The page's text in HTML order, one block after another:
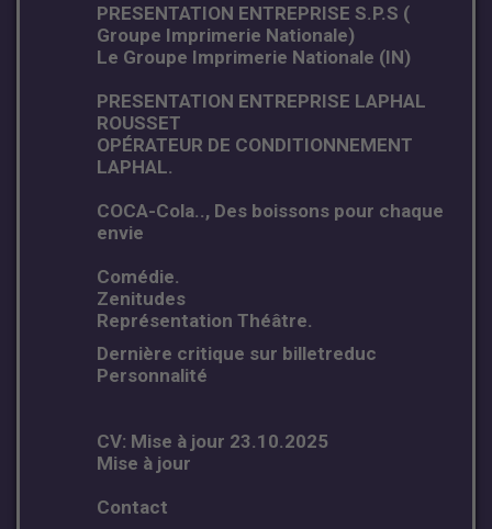
PRESENTATION ENTREPRISE S.P.S (
Groupe Imprimerie Nationale)
Le Groupe Imprimerie Nationale (IN)
PRESENTATION ENTREPRISE LAPHAL
ROUSSET
OPÉRATEUR DE CONDITIONNEMENT
LAPHAL.
COCA-Cola.., Des boissons pour chaque
envie
Comédie.
Zenitudes
Représentation Théâtre.
Dernière critique sur billetreduc
Personnalité
CV: Mise à jour 23.10.2025
Mise à jour
Contact